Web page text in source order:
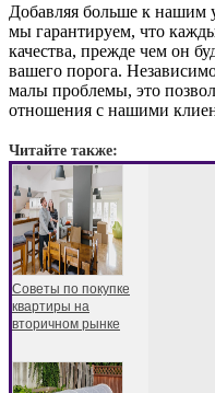
Добавляя больше к нашим
мы гарантируем, что
качества, прежде чем он
вашего порога.
малы проблемы, это
отношения с нашими
Читайте также:
Советы по покупке
квартиры на
вторичном рынке